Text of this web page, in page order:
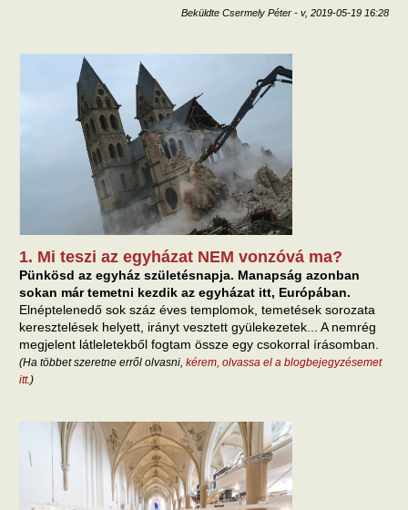
Beküldte Csermely Péter - v, 2019-05-19 16:28
1. Mi teszi az egyházat NEM vonzóvá ma?
Pünkösd az egyház születésnapja. Manapság azonban
sokan már temetni kezdik az egyházat itt, Európában.
Elnéptelenedő sok száz éves templomok, temetések sorozata
keresztelések helyett, irányt vesztett gyülekezetek... A nemrég
megjelent látleletekből fogtam össze egy csokorral írásomban.
(Ha többet szeretne erről olvasni, kérem, olvassa el a blogbejegyzésemet
itt.)